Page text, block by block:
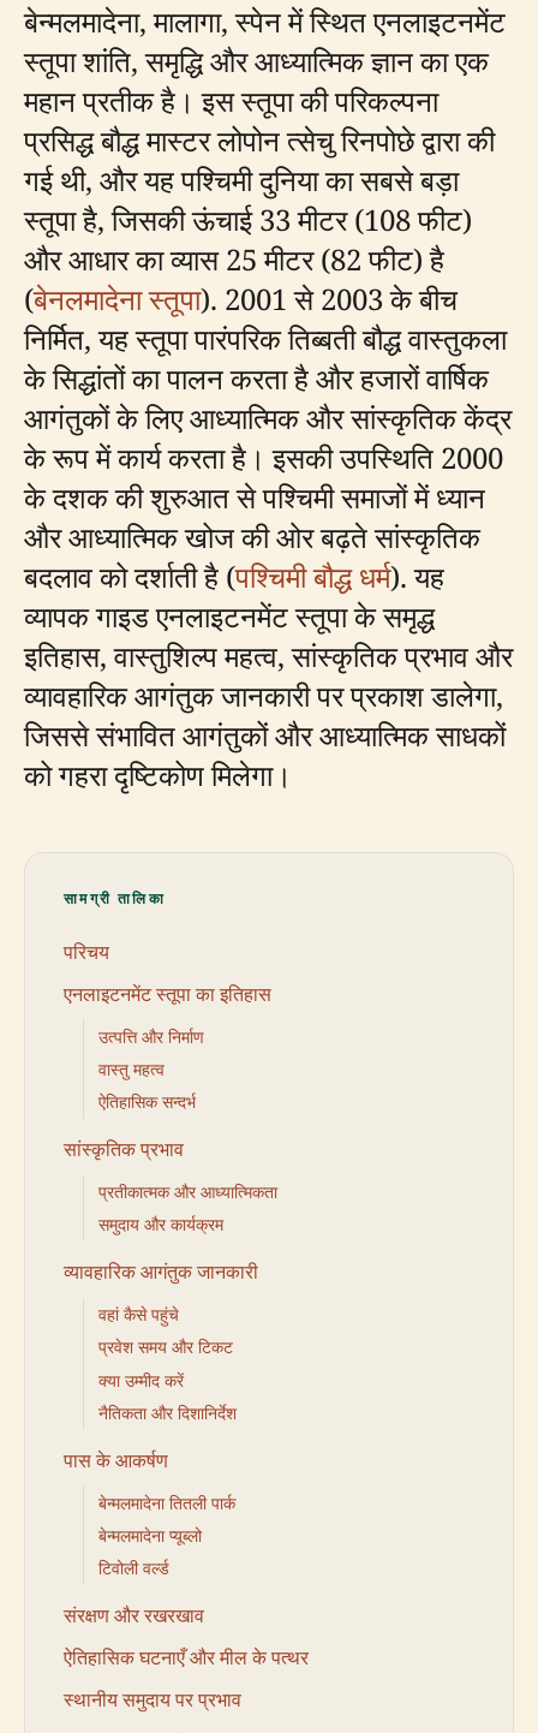
बेन्मलमादेना, मालागा, स्पेन में स्थित एनलाइटनमेंट
स्तूपा शांति, समृद्धि और आध्यात्मिक ज्ञान का एक
महान प्रतीक है। इस स्तूपा की परिकल्पना
प्रसिद्ध बौद्ध मास्टर लोपोन त्सेचु रिनपोछे द्वारा की
गई थी, और यह पश्चिमी दुनिया का सबसे बड़ा
स्तूपा है, जिसकी ऊंचाई 33 मीटर (108 फीट)
और आधार का व्यास 25 मीटर (82 फीट) है
(बेनलमादेना स्तूपा). 2001 से 2003 के बीच
निर्मित, यह स्तूपा पारंपरिक तिब्बती बौद्ध वास्तुकला
के सिद्धांतों का पालन करता है और हजारों वार्षिक
आगंतुकों के लिए आध्यात्मिक और सांस्कृतिक केंद्र
के रूप में कार्य करता है। इसकी उपस्थिति 2000
के दशक की शुरुआत से पश्चिमी समाजों में ध्यान
और आध्यात्मिक खोज की ओर बढ़ते सांस्कृतिक
बदलाव को दर्शाती है (पश्चिमी बौद्ध धर्म). यह
व्यापक गाइड एनलाइटनमेंट स्तूपा के समृद्ध
इतिहास, वास्तुशिल्प महत्व, सांस्कृतिक प्रभाव और
व्यावहारिक आगंतुक जानकारी पर प्रकाश डालेगा,
जिससे संभावित आगंतुकों और आध्यात्मिक साधकों
को गहरा दृष्टिकोण मिलेगा।
सामग्री तालिका
परिचय
एनलाइटनमेंट स्तूपा का इतिहास
उत्पत्ति और निर्माण
वास्तु महत्व
ऐतिहासिक सन्दर्भ
सांस्कृतिक प्रभाव
प्रतीकात्मक और आध्यात्मिकता
समुदाय और कार्यक्रम
व्यावहारिक आगंतुक जानकारी
वहां कैसे पहुंचे
प्रवेश समय और टिकट
क्या उम्मीद करें
नैतिकता और दिशानिर्देश
पास के आकर्षण
बेन्मलमादेना तितली पार्क
बेन्मलमादेना प्यूब्लो
टिवोली वर्ल्ड
संरक्षण और रखरखाव
ऐतिहासिक घटनाएँ और मील के पत्थर
स्थानीय समुदाय पर प्रभाव